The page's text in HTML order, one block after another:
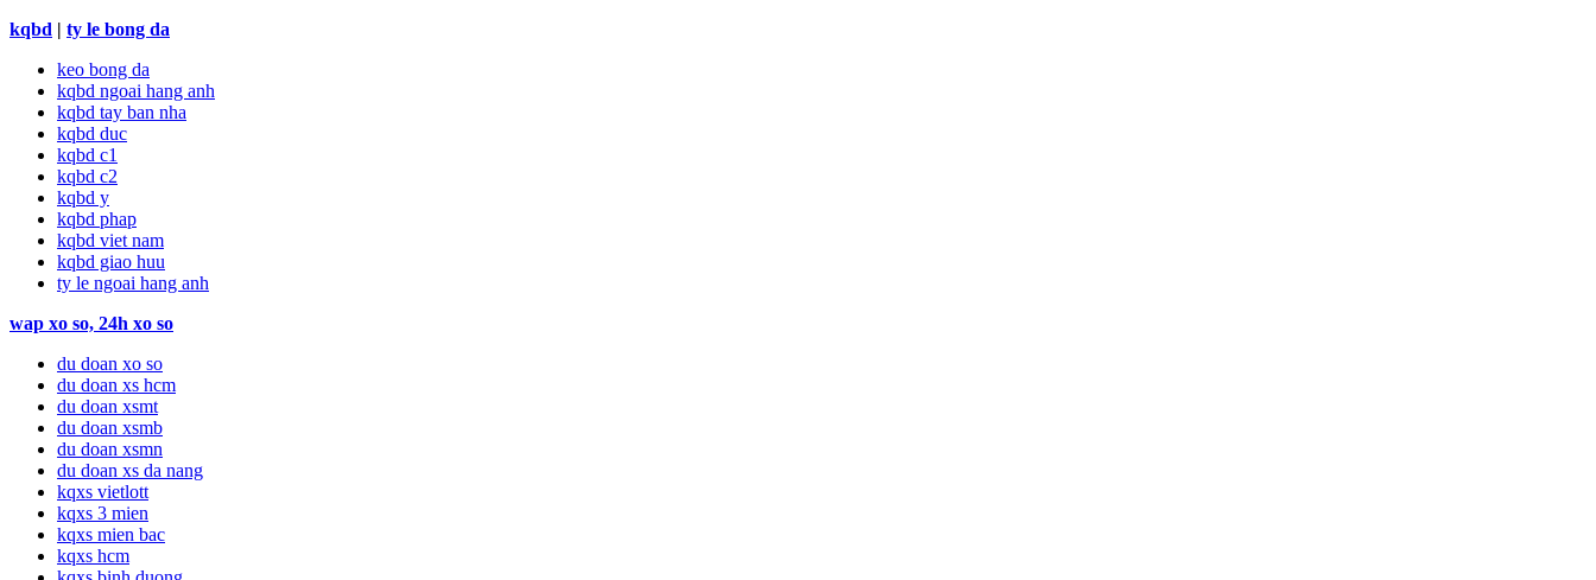
kqbd | ty le bong da
keo bong da
kqbd ngoai hang anh
kqbd tay ban nha
kqbd duc
kqbd c1
kqbd c2
kqbd y
kqbd phap
kqbd viet nam
kqbd giao huu
ty le ngoai hang anh
wap xo so, 24h xo so
du doan xo so
du doan xs hcm
du doan xsmt
du doan xsmb
du doan xsmn
du doan xs da nang
kqxs vietlott
kqxs 3 mien
kqxs mien bac
kqxs hcm